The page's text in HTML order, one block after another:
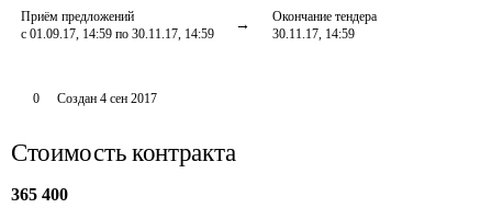
Приём предложений
с 01.09.17, 14:59 по 30.11.17, 14:59
Окончание тендера
30.11.17, 14:59
0 Создан 4 сен 2017
Стоимость контракта
365 400